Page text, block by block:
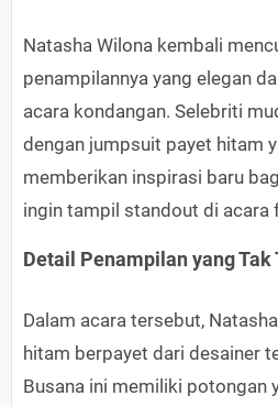
Natasha Wilona kembali
penampilannya yang elegan
acara kondangan. Selebriti
dengan jumpsuit payet hitam
memberikan inspirasi baru
ingin tampil standout di acara
Detail Penampilan yang Tak
Dalam acara tersebut,
hitam berpayet dari desainer
Busana ini memiliki potongan